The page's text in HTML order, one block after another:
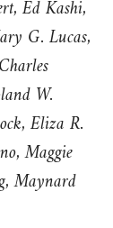
Ed Kashi,
G. Lucas,
W.
Eliza R.
Maggie
Maynard